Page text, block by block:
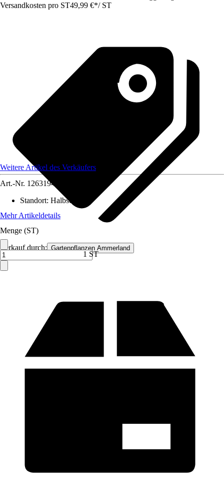
Versandkosten pro ST49,99 €*/ ST
Verkauf durch: Gartenpflanzen Ammerland
Weitere Artikel des Verkäufers
Art.-Nr. 12631941
Standort: Halbschatten
Mehr Artikeldetails
Menge (ST)
1 ST